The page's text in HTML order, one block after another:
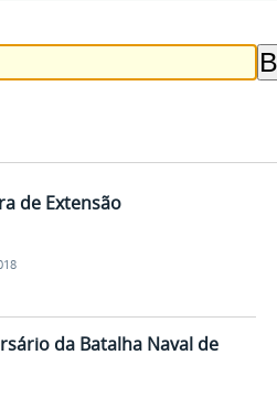
de Extensão
da Batalha Naval de